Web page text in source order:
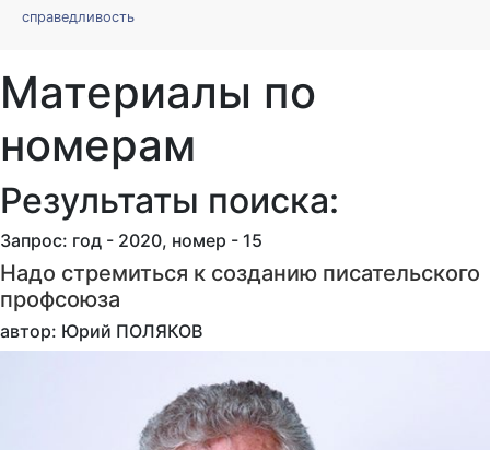
справедливость
Материалы по
номерам
Результаты поиска:
Запрос: год - 2020, номер - 15
Надо стремиться к созданию писательского
профсоюза
автор: Юрий ПОЛЯКОВ